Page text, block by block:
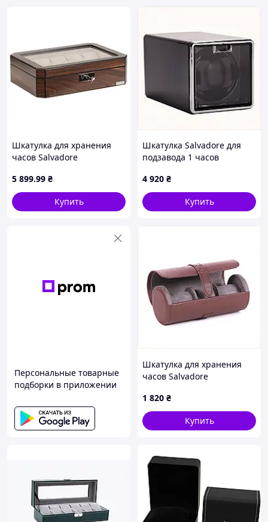
Шкатулка для хранения
часов Salvadore
Коричневый
(WB/3450/10.TAN) D15-2026
5 899.99 ₴
Купить
Шкатулка Salvadore для
подзавода 1 часов
Черный 882K4453KX
4 920 ₴
Купить
Персональные товарные
подборки в приложении
Шкатулка для хранения
часов Salvadore
Коричневый, 8294EC348
1 820 ₴
Купить